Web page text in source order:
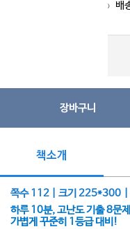
> 배
장바구니
책소개
쪽수 112 | 크기 225*300
하루 10분, 고난도 기출 8문제
가볍게 꾸준히 1등급 대비!